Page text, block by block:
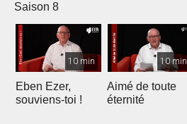
Saison 8
10 min
Eben Ezer,
souviens-toi !
10 min
Aimé de toute
éternité